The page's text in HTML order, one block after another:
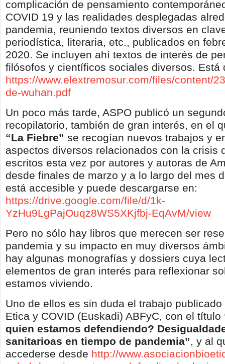
complicación de pensamiento
COVID 19 y las realidades desplegadas
pandemia, reuniendo textos diversos en
periodística, literaria, etc., publicados en
2020. Se incluyen ahí textos de interés de
filósofos y científicos sociales diversos. Está
https://www.elextremosur.com/files/content/
de-wuhan.pdf
Un poco más tarde, ASPO publicó un
recopilatorio, también de gran interés, en el
“La Fiebre” se recogían nuevos trabajos y
aspectos diversos relacionados con la crisis
escritos esta vez por autores y autoras de
desde finales de marzo y a lo largo del mes
está accesible y puede descargarse en:
https://drive.google.com/file/d/1k-
YzHu9LgPajOuqz8WS5XKjfbj-EqAvM/view
Pero no sólo hay libros que merecen ser
pandemia y su impacto en muy diversos
hay algunas monografías y dossiers cuya
elementos de gran interés para reflexionar
estamos viviendo.
Uno de ellos es sin duda el trabajo publicado
Etica y COVID (Euskadi) ABFyC, con el título
quien estamos defendiendo?
sanitarioas en tiempo de pandemia”, y al
accederse desde http://